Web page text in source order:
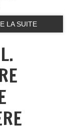
LA SUITE